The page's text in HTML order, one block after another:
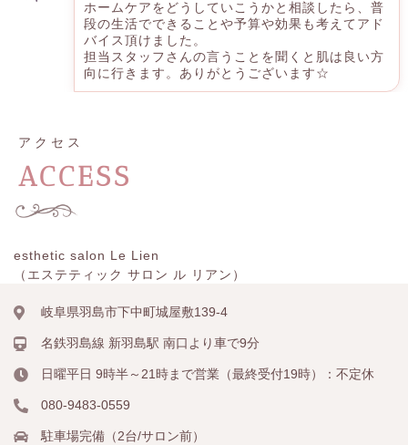
ホームケアをどうしていこうかと相談したら、普
段の生活でできることや予算や効果も考えてアド
バイス頂けました。
担当スタッフさんの言うことを聞くと肌は良い方
向に行きます。ありがとうございます☆
アクセス
ACCESS
esthetic salon Le Lien
（エステティック サロン ル リアン）
岐阜県羽島市下中町城屋敷139-4
名鉄羽島線 新羽島駅 南口より車で9分
日曜平日 9時半～21時まで営業（最終受付19時）：不定休
080-9483-0559
駐車場完備（2台/サロン前）